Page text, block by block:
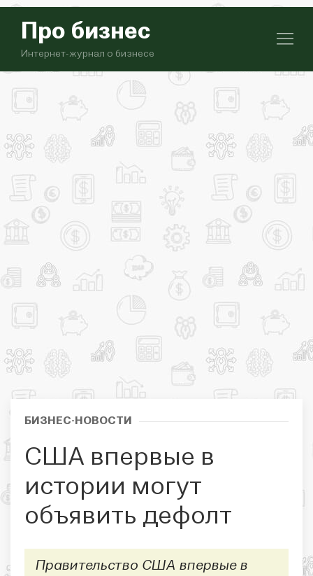
Про бизнес
Интернет-журнал о бизнесе
БИЗНЕС-НОВОСТИ
США впервые в
истории могут
объявить дефолт
Правительство США впервые в